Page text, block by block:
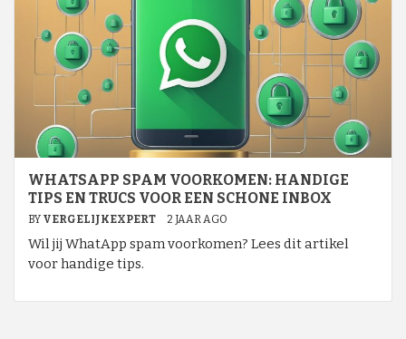
WHATSAPP SPAM VOORKOMEN: HANDIGE
TIPS EN TRUCS VOOR EEN SCHONE INBOX
BY VERGELIJKEXPERT 2 JAAR AGO
Wil jij WhatApp spam voorkomen? Lees dit artikel
voor handige tips.